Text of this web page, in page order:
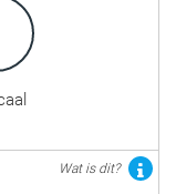
Wat is dit?